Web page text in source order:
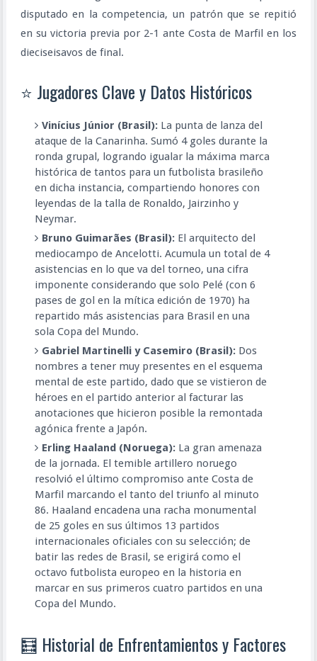
disputado en la competencia, un patrón que se repitió
en su victoria previa por 2-1 ante Costa de Marfil en los
dieciseisavos de final.
⭐ Jugadores Clave y Datos Históricos
Vinícius Júnior (Brasil):La punta de lanza del
ataque de la Canarinha. Sumó 4 goles durante la
ronda grupal, logrando igualar la máxima marca
histórica de tantos para un futbolista brasileño
en dicha instancia, compartiendo honores con
leyendas de la talla de Ronaldo, Jairzinho y
Neymar.
Bruno Guimarães (Brasil):El arquitecto del
mediocampo de Ancelotti. Acumula un total de 4
asistencias en lo que va del torneo, una cifra
imponente considerando que solo Pelé (con 6
pases de gol en la mítica edición de 1970) ha
repartido más asistencias para Brasil en una
sola Copa del Mundo.
Gabriel Martinelli y Casemiro (Brasil):Dos
nombres a tener muy presentes en el esquema
mental de este partido, dado que se vistieron de
héroes en el partido anterior al facturar las
anotaciones que hicieron posible la remontada
agónica frente a Japón.
Erling Haaland (Noruega):La gran amenaza
de la jornada. El temible artillero noruego
resolvió el último compromiso ante Costa de
Marfil marcando el tanto del triunfo al minuto
86. Haaland encadena una racha monumental
de 25 goles en sus últimos 13 partidos
internacionales oficiales con su selección; de
batir las redes de Brasil, se erigirá como el
octavo futbolista europeo en la historia en
marcar en sus primeros cuatro partidos en una
Copa del Mundo.
🧮 Historial de Enfrentamientos y Factores